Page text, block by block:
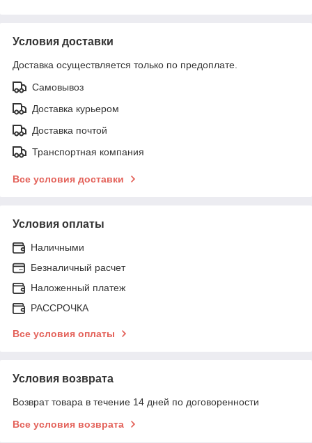
Условия доставки
Доставка осуществляется только по предоплате.
Самовывоз
Доставка курьером
Доставка почтой
Транспортная компания
Все условия доставки
Условия оплаты
Наличными
Безналичный расчет
Наложенный платеж
РАССРОЧКА
Все условия оплаты
Условия возврата
Возврат товара в течение 14 дней по договоренности
Все условия возврата